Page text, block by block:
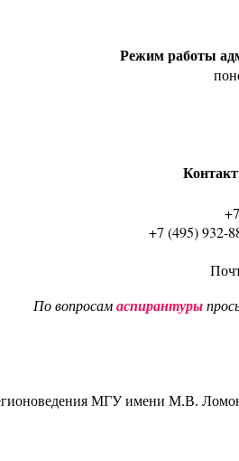
Режим работы
+7 (495) 932-
По вопросамаспирантуры
МГУ имени М.В.